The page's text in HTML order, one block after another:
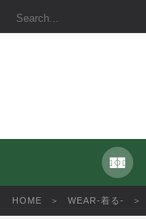
HOME WEAR-着る-